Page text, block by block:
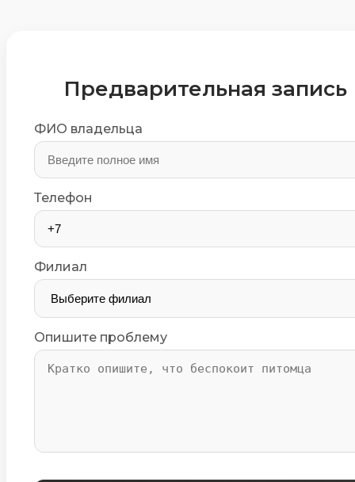
Предварительная запись
ФИО владельца
Телефон
Филиал
Опишите проблему